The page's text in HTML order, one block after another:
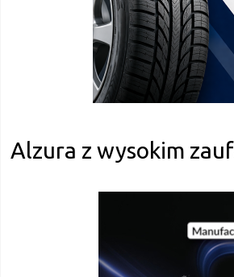
Alzura z wysokim